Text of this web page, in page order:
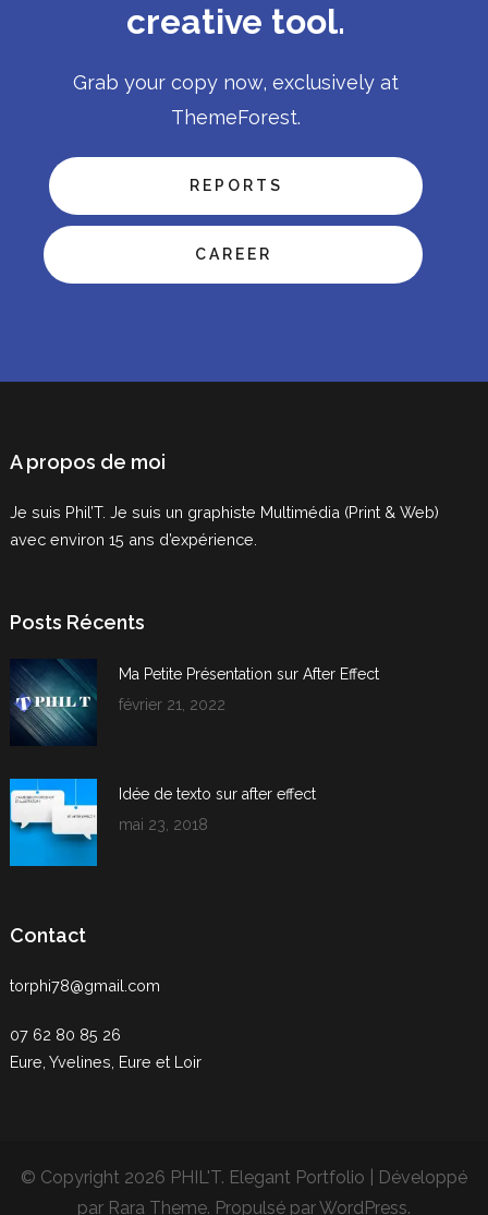
creative tool.
Grab your copy now, exclusively at
ThemeForest.
REPORTS
CAREER
A propos de moi
Je suis Phil’T. Je suis un graphiste Multimédia (Print & Web)
avec environ 15 ans d’expérience.
Posts Récents
Ma Petite Présentation sur After Effect
février 21, 2022
Idée de texto sur after effect
mai 23, 2018
Contact
torphi78@gmail.com
07 62 80 85 26
Eure, Yvelines, Eure et Loir
© Copyright 2026 PHIL'T. Elegant Portfolio | Développé
par Rara Theme. Propulsé parWordPress.